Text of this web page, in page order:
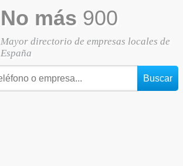
No más 900
Mayor directorio de empresas locales de
España